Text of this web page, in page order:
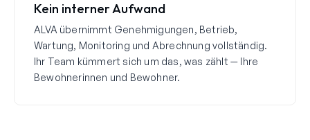
Kein interner Aufwand
ALVA übernimmt Genehmigungen, Betrieb,
Wartung, Monitoring und Abrechnung vollständig.
Ihr Team kümmert sich um das, was zählt — Ihre
Bewohnerinnen und Bewohner.